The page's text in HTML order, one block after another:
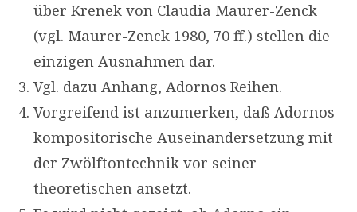
über Krenek von Claudia Maurer-Zenck
(vgl. Maurer-Zenck 1980, 70 ff.) stellen die
einzigen Ausnahmen dar.
Vgl. dazu Anhang, Adornos Reihen.
Vorgreifend ist anzumerken, daß Adornos
kompositorische Auseinandersetzung mit
der Zwölftontechnik vor seiner
theoretischen ansetzt.